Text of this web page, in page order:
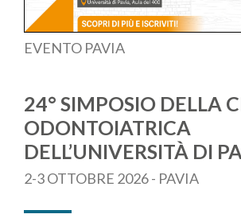
EVENTO PAVIA
24° SIMPOSIO DELLA
ODONTOIATRICA
DELL’UNIVERSITÀ DI
2-3 OTTOBRE 2026 - PAVIA